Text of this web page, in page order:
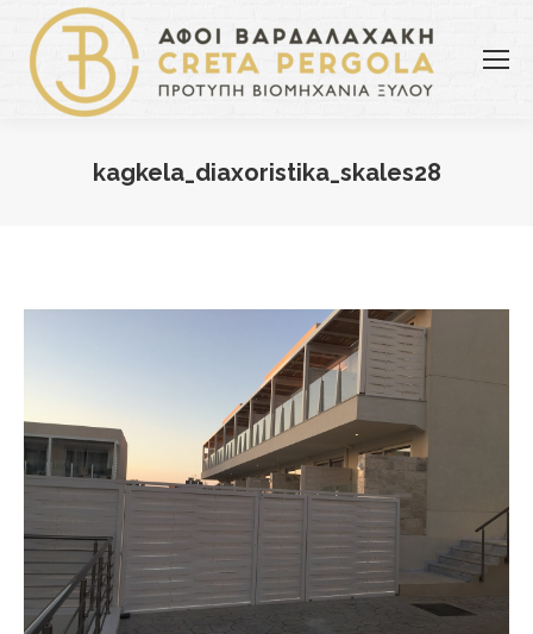
kagkela_diaxoristika_skales28